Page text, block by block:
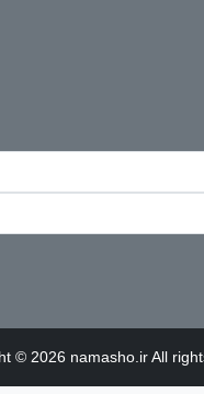
© 2026 namasho.ir All